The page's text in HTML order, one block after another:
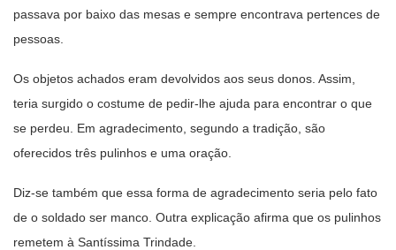
passava por baixo das mesas e sempre encontrava pertences de
pessoas.
Os objetos achados eram devolvidos aos seus donos. Assim,
teria surgido o costume de pedir-lhe ajuda para encontrar o que
se perdeu. Em agradecimento, segundo a tradição, são
oferecidos três pulinhos e uma oração.
Diz-se também que essa forma de agradecimento seria pelo fato
de o soldado ser manco. Outra explicação afirma que os pulinhos
remetem à Santíssima Trindade.